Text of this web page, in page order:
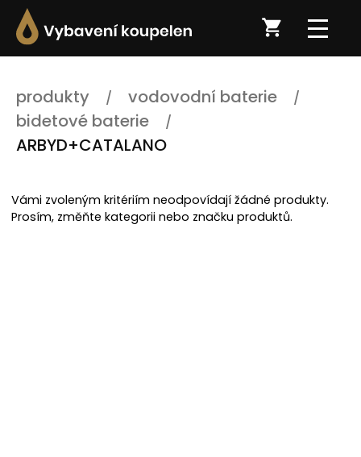
produkty
vodovodní baterie
bidetové baterie
ARBYD+CATALANO
Vámi zvoleným kritériím neodpovídají žádné produkty.
Prosím, změňte kategorii nebo značku produktů.